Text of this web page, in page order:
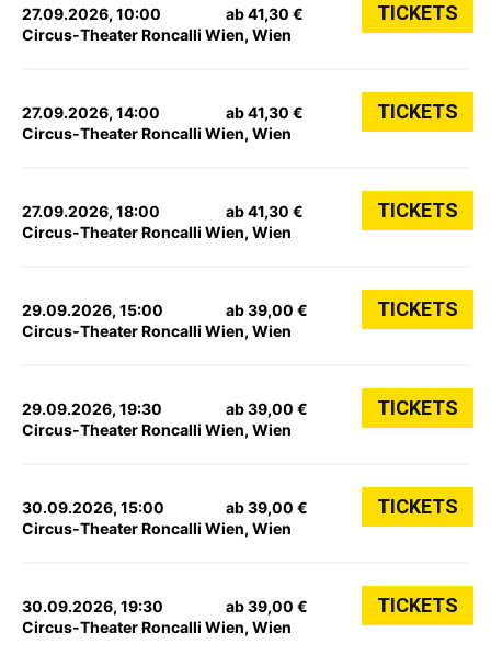
27.09.2026, 10:00
Circus-Theater Roncalli Wien, Wien
ab 41,30 € TICKETS
27.09.2026, 14:00
Circus-Theater Roncalli Wien, Wien
ab 41,30 € TICKETS
27.09.2026, 18:00
Circus-Theater Roncalli Wien, Wien
ab 41,30 € TICKETS
29.09.2026, 15:00
Circus-Theater Roncalli Wien, Wien
ab 39,00 € TICKETS
29.09.2026, 19:30
Circus-Theater Roncalli Wien, Wien
ab 39,00 € TICKETS
30.09.2026, 15:00
Circus-Theater Roncalli Wien, Wien
ab 39,00 € TICKETS
30.09.2026, 19:30
Circus-Theater Roncalli Wien, Wien
ab 39,00 € TICKETS